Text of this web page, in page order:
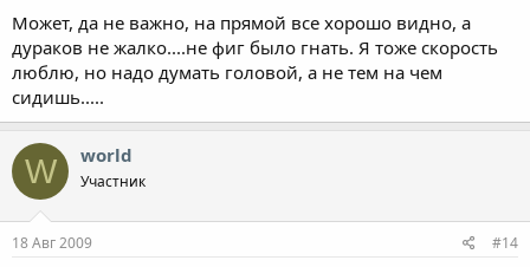
Может, да не важно, на прямой все хорошо видно, а
дураков не жалко....не фиг было гнать. Я тоже скорость
люблю, но надо думать головой, а не тем на чем
сидишь.....
W world
Участник
18 Авг 2009 #14